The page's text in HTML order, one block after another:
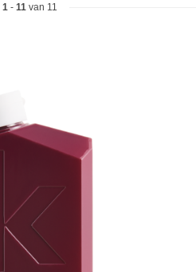
1 - 11 van 11